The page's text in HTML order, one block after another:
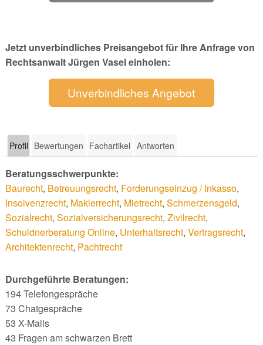
Jetzt unverbindliches Preisangebot für Ihre Anfrage von
Rechtsanwalt Jürgen Vasel einholen:
Unverbindliches Angebot
Profil Bewertungen Fachartikel Antworten
Beratungsschwerpunkte:
Baurecht, Betreuungsrecht, Forderungseinzug / Inkasso,
Insolvenzrecht, Maklerrecht, Mietrecht, Schmerzensgeld,
Sozialrecht, Sozialversicherungsrecht, Zivilrecht,
Schuldnerberatung Online, Unterhaltsrecht, Vertragsrecht,
Architektenrecht, Pachtrecht
Durchgeführte Beratungen:
194 Telefongespräche
73 Chatgespräche
53 X-Mails
43 Fragen am schwarzen Brett